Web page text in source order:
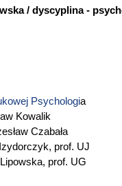
/ dyscyplina -
Psychologia
Kowalik
Czabała
prof. UJ
prof. UG